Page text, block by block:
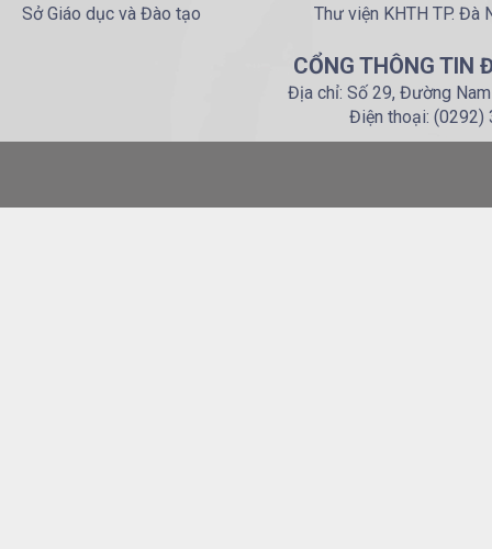
Sở Giáo dục và Đào tạo
Thư viện KHTH TP. Đà
CỔNG THÔNG TIN
Địa chỉ: Số 29, Đường
Điện thoại: (0292)